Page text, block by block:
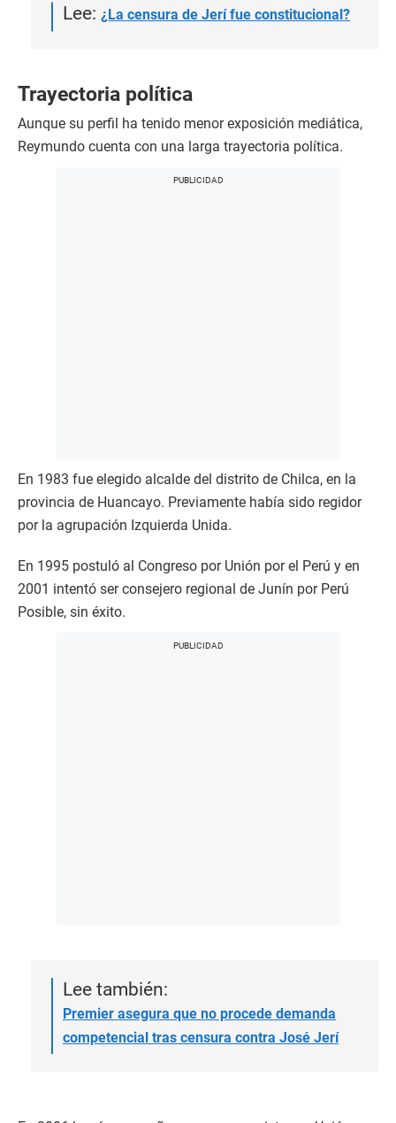
Lee: ¿La censura de Jerí fue constitucional?
Trayectoria política
Aunque su perfil ha tenido menor exposición mediática,
Reymundo cuenta con una larga trayectoria política.
En 1983 fue elegido alcalde del distrito de Chilca, en la
provincia de Huancayo. Previamente había sido regidor
por la agrupación Izquierda Unida.
En 1995 postuló al Congreso por Unión por el Perú y en
2001 intentó ser consejero regional de Junín por Perú
Posible, sin éxito.
Lee también:
Premier asegura que no procede demanda
competencial tras censura contra José Jerí